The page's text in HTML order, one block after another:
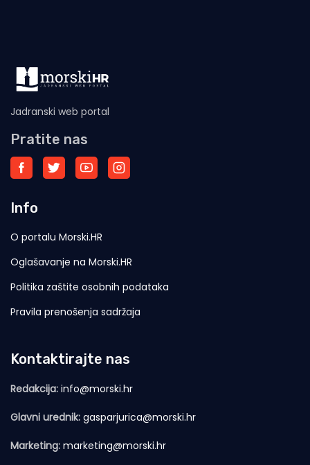
Jadranski web portal
Pratite nas
Info
O portalu Morski.HR
Oglašavanje na Morski.HR
Politika zaštite osobnih podataka
Pravila prenošenja sadržaja
Kontaktirajte nas
Redakcija: info@morski.hr
Glavni urednik: gasparjurica@morski.hr
Marketing: marketing@morski.hr